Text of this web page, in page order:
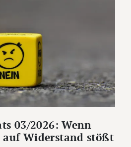
03/2026: Wenn
Widerstand stößt